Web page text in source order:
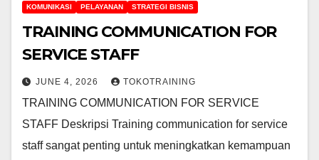
KOMUNIKASI PELAYANAN STRATEGI BISNIS
TRAINING COMMUNICATION FOR
SERVICE STAFF
JUNE 4, 2026 TOKOTRAINING
TRAINING COMMUNICATION FOR SERVICE
STAFF Deskripsi Training communication for service
staff sangat penting untuk meningkatkan kemampuan